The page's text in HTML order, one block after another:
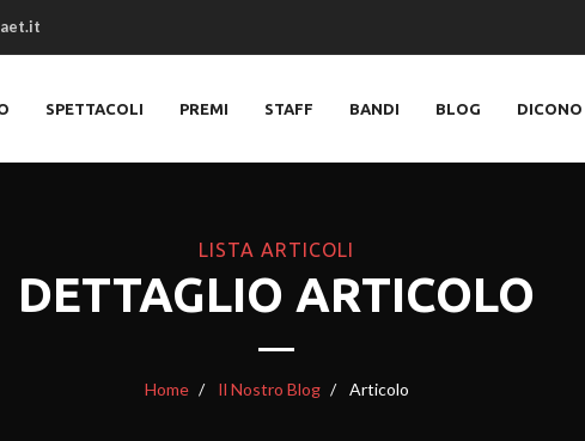
SPETTACOLI PREMI STAFF BANDI BLOG
LISTA ARTICOLI
DETTAGLIO ARTICOLO
Home Il Nostro Blog Articolo